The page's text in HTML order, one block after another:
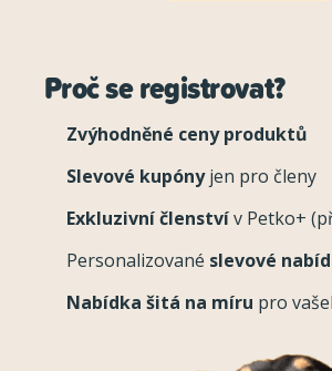
Proč se registrovat?
Zvýhodněné ceny produktů
Slevové kupónyjen pro členy
Exkluzivní členstvív Petko+
Personalizované slevové
Nabídka šitá na míru pro